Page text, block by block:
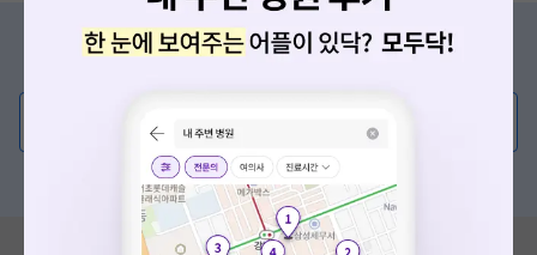
증상/치료, 궁금한 점이 있나요?
💬 무엇이든 물어보세요
혹은, 의료상담 서비스에 다양한 게시글 보러가기
혹시 잘못된 병원정보가 있나요?